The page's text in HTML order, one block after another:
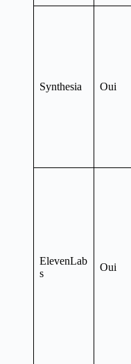
Synthesia Oui
ElevenLab
s
Oui